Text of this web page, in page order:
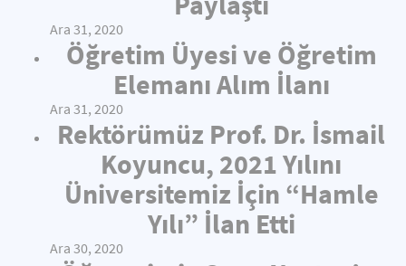
Ara 31, 2020
Öğretim Üyesi ve Öğretim
Elemanı Alım İlanı
Ara 31, 2020
Rektörümüz Prof. Dr. İsmail
Koyuncu, 2021 Yılını
Üniversitemiz İçin “Hamle
Yılı” İlan Etti
Ara 30, 2020